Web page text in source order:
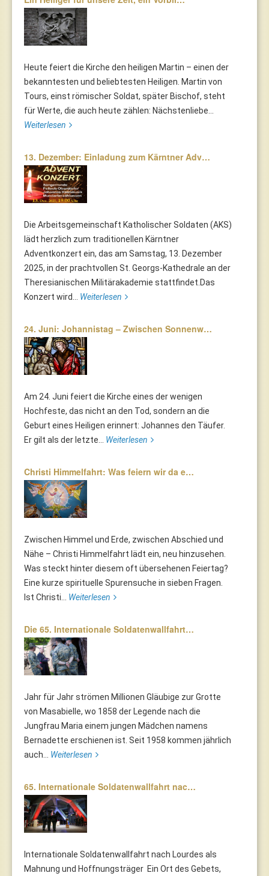
Heute feiert die Kirche den heiligen Martin – einen der
bekanntesten und beliebtesten Heiligen. Martin von
Tours, einst römischer Soldat, später Bischof, steht
für Werte, die auch heute zählen: Nächstenliebe...
Weiterlesen
13. Dezember: Einladung zum Kärntner Adv…
Die Arbeitsgemeinschaft Katholischer Soldaten (AKS)
lädt herzlich zum traditionellen Kärntner
Adventkonzert ein, das am Samstag, 13. Dezember
2025, in der prachtvollen St. Georgs-Kathedrale an der
Theresianischen Militärakademie stattfindet.Das
Konzert wird... Weiterlesen
24. Juni: Johannistag – Zwischen Sonnenw…
Am 24. Juni feiert die Kirche eines der wenigen
Hochfeste, das nicht an den Tod, sondern an die
Geburt eines Heiligen erinnert: Johannes den Täufer.
Er gilt als der letzte... Weiterlesen
Christi Himmelfahrt: Was feiern wir da e…
Zwischen Himmel und Erde, zwischen Abschied und
Nähe – Christi Himmelfahrt lädt ein, neu hinzusehen.
Was steckt hinter diesem oft übersehenen Feiertag?
Eine kurze spirituelle Spurensuche in sieben Fragen.
Ist Christi... Weiterlesen
Die 65. Internationale Soldatenwallfahrt…
Jahr für Jahr strömen Millionen Gläubige zur Grotte
von Masabielle, wo 1858 der Legende nach die
Jungfrau Maria einem jungen Mädchen namens
Bernadette erschienen ist. Seit 1958 kommen jährlich
auch... Weiterlesen
65. Internationale Soldatenwallfahrt nac…
Internationale Soldatenwallfahrt nach Lourdes als
Mahnung und Hoffnungsträger Ein Ort des Gebets,